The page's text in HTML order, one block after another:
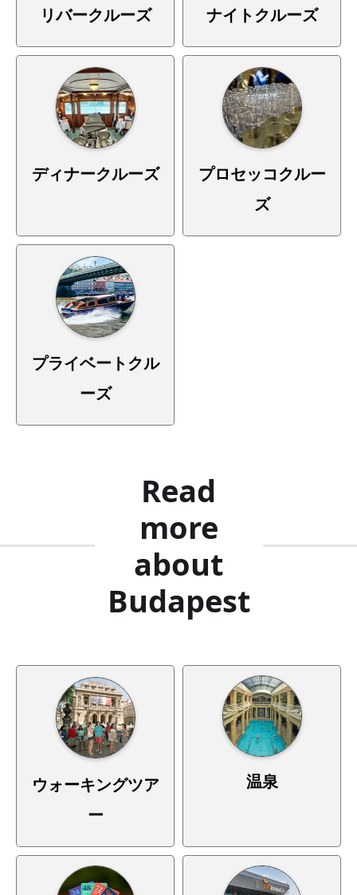
リバークルーズ ナイトクルーズ
ディナークルーズ
プロセッコクルー
ズ
プライベートクル
ーズ
Read
more
about
Budapest
ウォーキングツア
ー
温泉